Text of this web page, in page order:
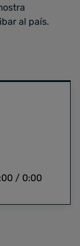
al país.
/ 0:00